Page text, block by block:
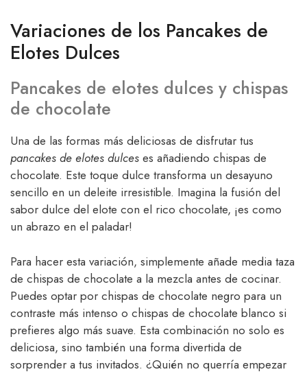
Variaciones de los Pancakes de
Elotes Dulces
Pancakes de elotes dulces y chispas
de chocolate
Una de las formas más deliciosas de disfrutar tus
pancakes de elotes dulces es añadiendo chispas de
chocolate. Este toque dulce transforma un desayuno
sencillo en un deleite irresistible. Imagina la fusión del
sabor dulce del elote con el rico chocolate, ¡es como
un abrazo en el paladar!
Para hacer esta variación, simplemente añade media taza
de chispas de chocolate a la mezcla antes de cocinar.
Puedes optar por chispas de chocolate negro para un
contraste más intenso o chispas de chocolate blanco si
prefieres algo más suave. Esta combinación no solo es
deliciosa, sino también una forma divertida de
sorprender a tus invitados. ¿Quién no querría empezar